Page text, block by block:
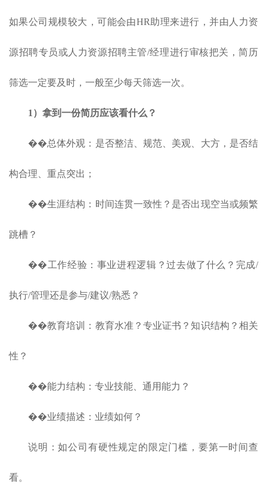
如果公司规模较大，可能会由HR助理来进行，并由人力资
源招聘专员或人力资源招聘主管/经理进行审核把关，简历
筛选一定要及时，一般至少每天筛选一次。
1）拿到一份简历应该看什么？
��总体外观：是否整洁、规范、美观、大方，是否结
构合理、重点突出；
��生涯结构：时间连贯一致性？是否出现空当或频繁
跳槽？
��工作经验：事业进程逻辑？过去做了什么？完成/
执行/管理还是参与/建议/熟悉？
��教育培训：教育水准？专业证书？知识结构？相关
性？
��能力结构：专业技能、通用能力？
��业绩描述：业绩如何？
说明：如公司有硬性规定的限定门槛，要第一时间查
看。